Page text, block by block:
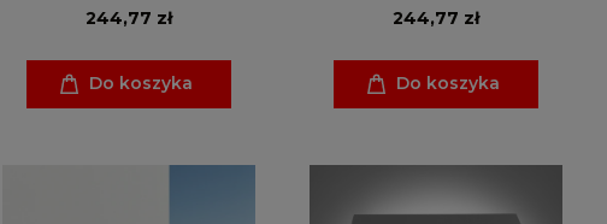
rekuperacji
244,77 zł
Do koszyka
rekuperacji
244,77 zł
Do koszyka